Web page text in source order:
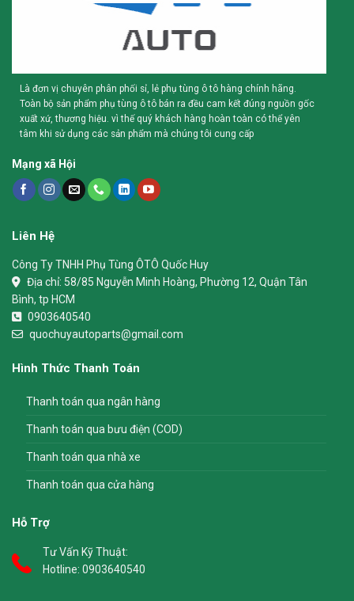
Là đơn vị chuyên phân phối sỉ, lẻ phụ tùng ô tô hàng chính hãng.
Toàn bộ sản phẩm phụ tùng ô tô bán ra đều cam kết đúng nguồn gốc
xuất xứ, thương hiệu. vì thế quý khách hàng hoàn toàn có thể yên
tâm khi sử dụng các sản phẩm mà chúng tôi cung cấp
Mạng xã Hội
Liên Hệ
Công Ty TNHH Phụ Tùng ÔTÔ Quốc Huy
Địa chỉ: 58/85 Nguyễn Minh Hoàng, Phường 12, Quận Tân
Bình, tp HCM
0903640540
quochuyautoparts@gmail.com
Hình Thức Thanh Toán
Thanh toán qua ngân hàng
Thanh toán qua bưu điện (COD)
Thanh toán qua nhà xe
Thanh toán qua cửa hàng
Hỗ Trợ
Tư Vấn Kỹ Thuật:
Hotline: 0903640540